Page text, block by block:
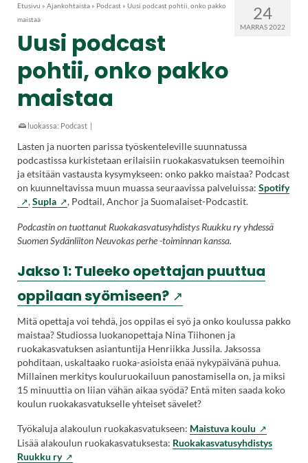
24
MARRAS 2022
Etusivu » Ajankohtaista » Podcast » Uusi podcast pohtii, onko pakko
maistaa
Uusi podcast
pohtii, onko pakko
maistaa
luokassa: Podcast |
Lasten ja nuorten parissa työskenteleville suunnatussa
podcastissa kurkistetaan erilaisiin ruokakasvatuksen teemoihin
ja etsitään vastausta kysymykseen: onko pakko maistaa? Podcast
on kuunneltavissa muun muassa seuraavissa palveluissa: Spotify
,Supla(Vieraile
sivustolla.
Linkki
uuteen
välilehteen.)
, Podtail, Anchor ja Suomalaiset-Podcastit.
Podcastin on tuottanut Ruokakasvatusyhdistys Ruukku ry yhdessä
Suomen Sydänliiton Neuvokas perhe -toiminnan kanssa.
Jakso 1: Tuleeko opettajan puuttua
oppilaan syömiseen?(Vieraile
ulkoisella
sivustolla.
Linkki
avautuu
välilehteen.)
Mitä opettaja voi tehdä, jos oppilas ei syö ja onko koulussa pakko
maistaa? Studiossa luokanopettaja Nina Tiihonen ja
ruokakasvatuksen asiantuntija Henriikka Jussila. Jaksossa
pohditaan, uskaltaako ruoka-asioista enää nykypäivänä puhua.
Millainen merkitys kouluruokailuun panostamisella on, ja miksi
15 minuuttia on liian vähän aikaa syödä? Entä miten saada koko
koulun ruokakasvatukselle yhteiset sävelet?
Työkaluja alakoulun ruokakasvatukseen: Maistuva koulu (Vieraile
ulkoisella
Lisää alakoulun ruokakasvatuksesta: Ruokakasvatusyhdistys
Ruukku ry